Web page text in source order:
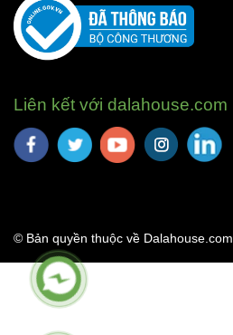
Liên kết với dalahouse.com
© Bản quyền thuộc về Dalahouse.com